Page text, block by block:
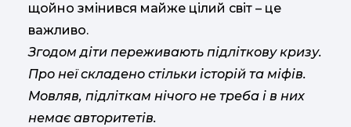
щойно змінився майже цілий світ – це
важливо.
Згодом діти переживають підліткову кризу.
Про неї складено стільки історій та міфів.
Мовляв, підліткам нічого не треба і в них
немає авторитетів.